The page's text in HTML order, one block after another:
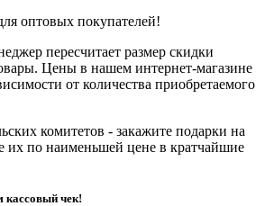
оптовых покупателей!
пересчитает размер скидки
Цены в нашем интернет-магазине
от количества приобретаемого
комитетов - закажите подарки на
их по наименьшей цене в кратчайшие
кассовый чек!